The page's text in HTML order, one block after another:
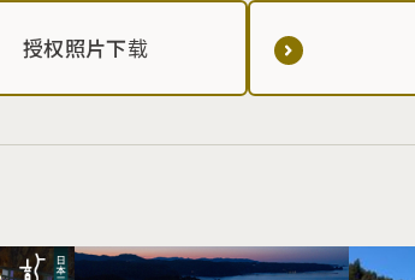
授权照片下载